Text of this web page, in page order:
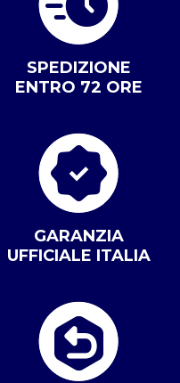
SPEDIZIONE
ENTRO 72 ORE
GARANZIA
UFFICIALE ITALIA